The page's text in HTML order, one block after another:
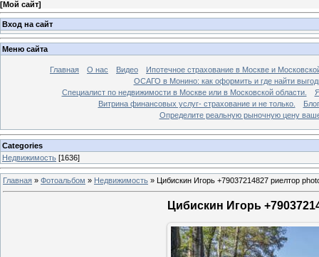
[Мой сайт]
Вход на сайт
Меню сайта
Главная О нас Видео
Ипотечное страхование в Москве и
ОСАГО в Монино: как оформить и где найти
Специалист по недвижимости в Москве или в Московской области.
Витрина финансовых услуг- страхование и не только.
Блог
Определите реальную рыночную цену
Categories
Недвижимость [1636]
Главная » Фотоальбом » Недвижимость » Цибискин Игорь +79037214827 риелтор
Цибискин Игорь